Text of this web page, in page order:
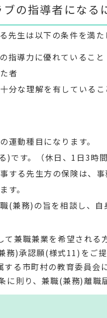
の指導者になる
先生は以下の条件を満
指導力に優れていること
者
分な理解を有しているこ
運動種目になります。
です。（休日、1日3時間
る先生方の保険は、事
す。
(兼務)の旨を相談し、
兼職兼業を希望される
務)承認願(様式11)をご提
る市町村の教育委員会
に則り、兼職(兼務)離職